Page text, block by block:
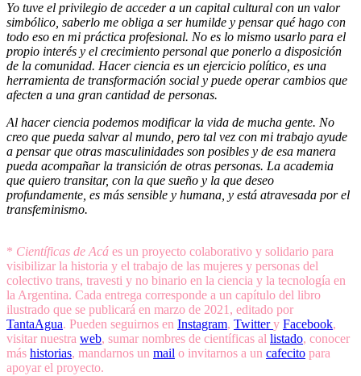
Yo tuve el privilegio de acceder a un capital cultural con un valor
simbólico, saberlo me obliga a ser humilde y pensar qué hago con
todo eso en mi práctica profesional. No es lo mismo usarlo para el
propio interés y el crecimiento personal que ponerlo a disposición
de la comunidad. Hacer ciencia es un ejercicio político, es una
herramienta de transformación social y puede operar cambios que
afecten a una gran cantidad de personas.
Al hacer ciencia podemos modificar la vida de mucha gente. No
creo que pueda salvar al mundo, pero tal vez con mi trabajo ayude
a pensar que otras masculinidades son posibles y de esa manera
pueda acompañar la transición de otras personas. La academia
que quiero transitar, con la que sueño y la que deseo
profundamente, es más sensible y humana, y está atravesada por el
transfeminismo.
* Científicas de Acá es un proyecto colaborativo y solidario para
visibilizar la historia y el trabajo de las mujeres y personas del
colectivo trans, travesti y no binario en la ciencia y la tecnología en
la Argentina. Cada entrega corresponde a un capítulo del libro
ilustrado que se publicará en marzo de 2021, editado por
TantaAgua. Pueden seguirnos en Instagram, Twittery Facebook,
visitar nuestra web, sumar nombres de científicas al listado, conocer
más historias, mandarnos un mail o invitarnos a un cafecito para
apoyar el proyecto.